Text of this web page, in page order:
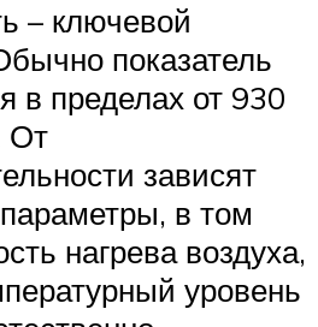
– ключевой
показатель
в пределах от 930
От
зависят
в том
нагрева воздуха,
уровень